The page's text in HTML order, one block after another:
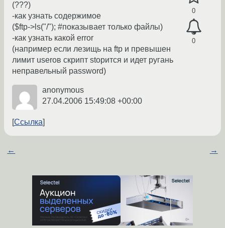
0
0
(???)
-как узнать содержимое
($ftp->ls("/"); #показывает только файлы)
-как узнать какой error
(например если лезищь на ftp и превышен
лимит userов скрипт stopится и идет ругань
неправельный password)
anonymous
27.04.2006 15:49:08 +00:00
Ссылка
← →